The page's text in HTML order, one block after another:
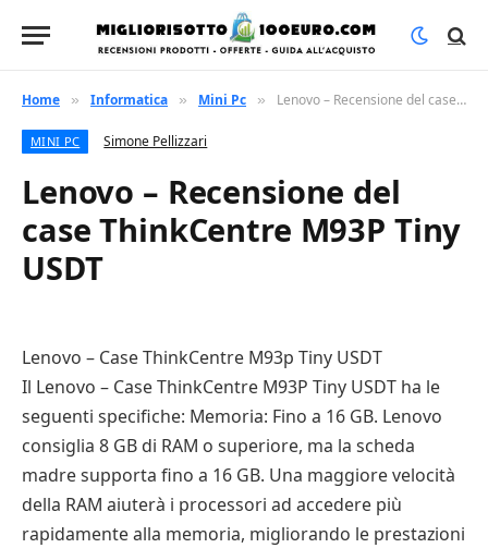
Home » Informatica » Mini Pc » Lenovo – Recensione del case ThinkCentre M93P Tiny USDT
MINI PC Simone Pellizzari
Lenovo – Recensione del
case ThinkCentre M93P Tiny
USDT
Lenovo – Case ThinkCentre M93p Tiny USDT
Il Lenovo – Case ThinkCentre M93P Tiny USDT ha le
seguenti specifiche: Memoria: Fino a 16 GB. Lenovo
consiglia 8 GB di RAM o superiore, ma la scheda
madre supporta fino a 16 GB. Una maggiore velocità
della RAM aiuterà i processori ad accedere più
rapidamente alla memoria, migliorando le prestazioni